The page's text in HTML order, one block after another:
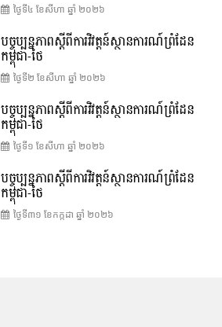
ថ្ងៃទី៤ ខែ​សីហា ឆ្នាំ ២០២៦
បច្ចុប្បន្នភាពស្ដីពីការវិវត្តន៍ស្ថានការណ៍ព្រំដែន
កម្ពុជា-ថៃ
ថ្ងៃទី២ ខែ​សីហា ឆ្នាំ ២០២៦
បច្ចុប្បន្នភាពស្ដីពីការវិវត្តន៍ស្ថានការណ៍ព្រំដែន
កម្ពុជា-ថៃ
ថ្ងៃទី១ ខែ​សីហា ឆ្នាំ ២០២៦
បច្ចុប្បន្នភាពស្ដីពីការវិវត្តន៍ស្ថានការណ៍ព្រំដែន
កម្ពុជា-ថៃ
ថ្ងៃទី៣១ ខែ​កក្កដា ឆ្នាំ ២០២៦